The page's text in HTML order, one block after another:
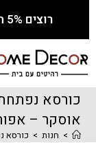
רוצים 5% הנחה לרכישה הראשונה? לחצו כאן!
כורסא
אוסקר –
> חנות > כורסא